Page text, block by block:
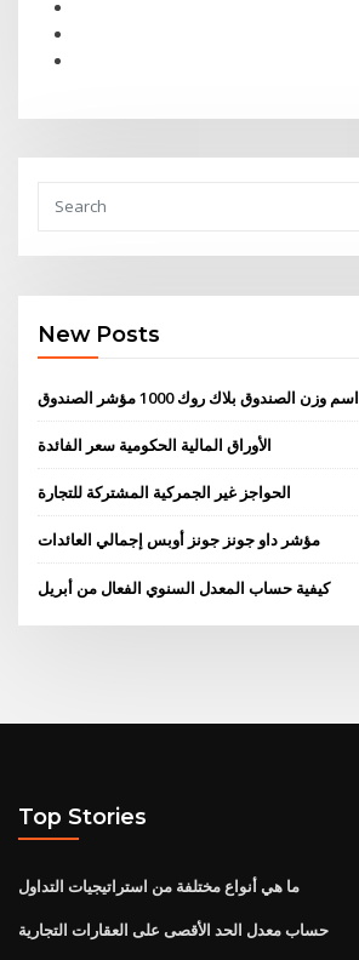
New Posts
اسم وزن الصندوق بلاك روك 1000 مؤشر الصندوق
الأوراق المالية الحكومية سعر الفائدة
الحواجز غير الجمركية المشتركة للتجارة
مؤشر داو جونز جونز أوبس إجمالي العائدات
كيفية حساب المعدل السنوي الفعال من أبريل
Top Stories
ما هي أنواع مختلفة من استراتيجيات التداول
حساب معدل الحد الأقصى على العقارات التجارية